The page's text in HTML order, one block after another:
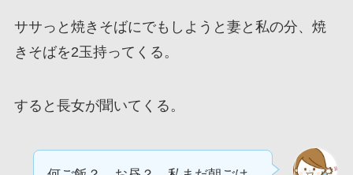
ササっと焼きそばにでもしようと妻と私の分、焼
きそばを2玉持ってくる。
すると長女が聞いてくる。